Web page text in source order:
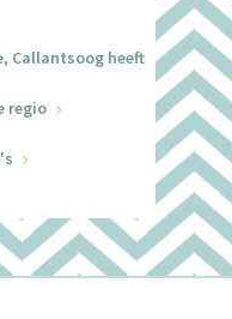
Callantsoog heeft
regio
+
−